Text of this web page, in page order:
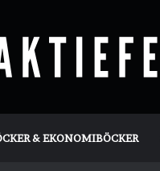
& EKONOMIBÖCKER